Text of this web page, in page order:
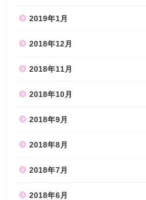
2019年1月
2018年12月
2018年11月
2018年10月
2018年9月
2018年8月
2018年7月
2018年6月